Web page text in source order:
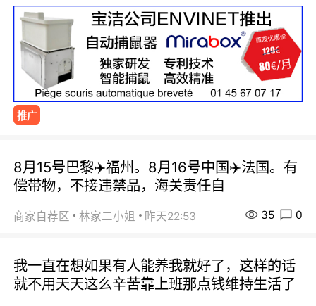
推广
8月15号巴黎✈️福州。8月16号中国✈️法国。有
偿带物，不接违禁品，海关责任自
商家自荐区 林家二小姐 昨天22:53 35 0
我一直在想如果有人能养我就好了，这样的话
就不用天天这么辛苦靠上班那点钱维持生活了